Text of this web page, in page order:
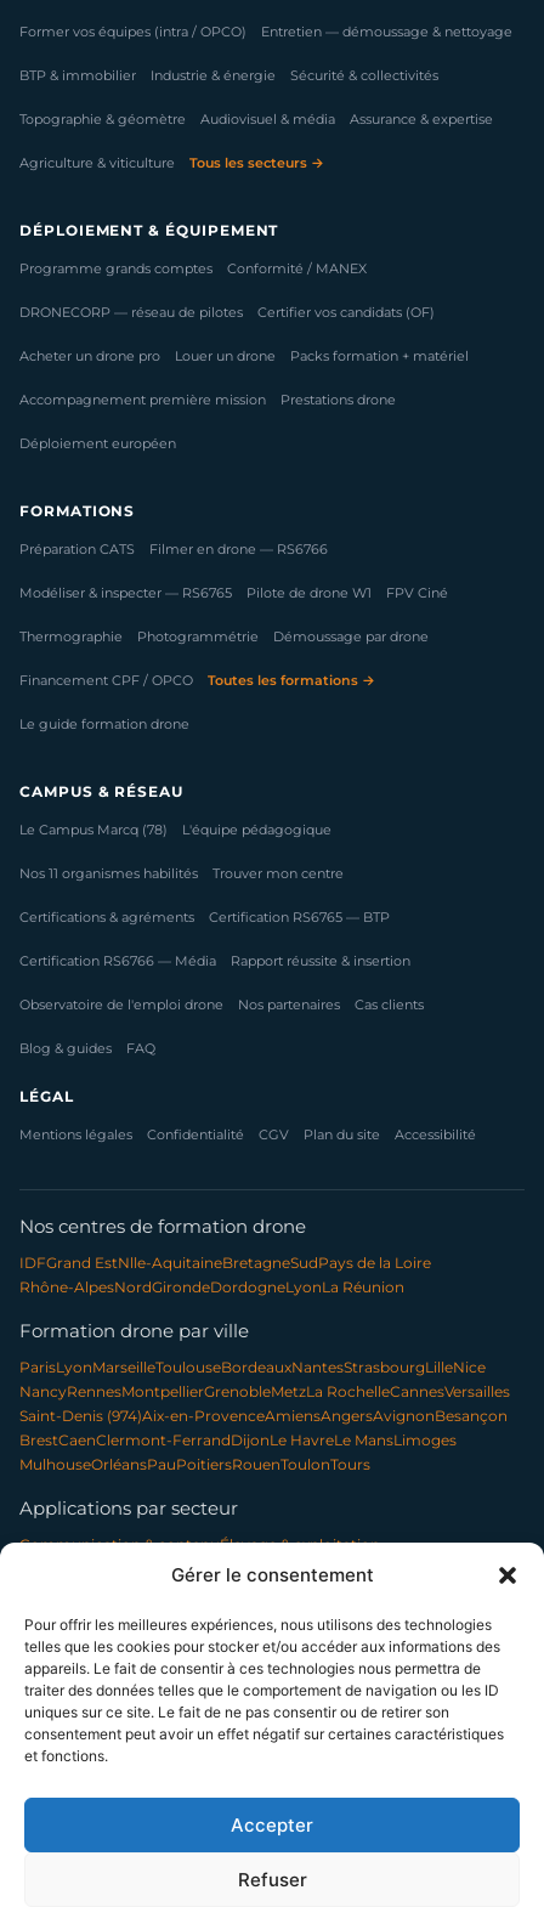
Gérer le consentement
Pour offrir les meilleures expériences, nous utilisons des technologies
telles que les cookies pour stocker et/ou accéder aux informations des
appareils. Le fait de consentir à ces technologies nous permettra de
traiter des données telles que le comportement de navigation ou les ID
uniques sur ce site. Le fait de ne pas consentir ou de retirer son
consentement peut avoir un effet négatif sur certaines caractéristiques
et fonctions.
Accepter
Refuser
Former vos équipes (intra / OPCO) Entretien — démoussage & nettoyage
BTP & immobilier Industrie & énergie Sécurité & collectivités
Topographie & géomètre Audiovisuel & média Assurance & expertise
Agriculture & viticulture Tous les secteurs →
DÉPLOIEMENT & ÉQUIPEMENT
Programme grands comptes Conformité / MANEX
DRONECORP — réseau de pilotes Certifier vos candidats (OF)
Acheter un drone pro Louer un drone Packs formation + matériel
Accompagnement première mission Prestations drone
Déploiement européen
FORMATIONS
Préparation CATS Filmer en drone — RS6766
Modéliser & inspecter — RS6765 Pilote de drone W1 FPV Ciné
Thermographie Photogrammétrie Démoussage par drone
Financement CPF / OPCO Toutes les formations →
Le guide formation drone
CAMPUS & RÉSEAU
Le Campus Marcq (78) L'équipe pédagogique
Nos 11 organismes habilités Trouver mon centre
Certifications & agréments Certification RS6765 — BTP
Certification RS6766 — Média Rapport réussite & insertion
Observatoire de l'emploi drone Nos partenaires Cas clients
Blog & guides FAQ
LÉGAL
Mentions légales Confidentialité CGV Plan du site Accessibilité
Nos centres de formation drone
IDFGrand EstNlle-AquitaineBretagneSudPays de la Loire
Rhône-AlpesNordGirondeDordogneLyonLa Réunion
Formation drone par ville
ParisLyonMarseilleToulouseBordeauxNantesStrasbourgLilleNice
NancyRennesMontpellierGrenobleMetzLa RochelleCannesVersailles
Saint-Denis (974)Aix-en-ProvenceAmiensAngersAvignonBesançon
BrestCaenClermont-FerrandDijonLe HavreLe MansLimoges
MulhouseOrléansPauPoitiersRouenToulonTours
Applications par secteur
Communication & contenuÉlevage & exploitation
Événementiel & tourismeForêt & environnement
Photo professionnelle
Nettoyage par drone
SUIVEZ-NOUS
FORMATION
NDA 11 75 51962 75 — Cet enregistrement ne vaut pas agrément de l'État